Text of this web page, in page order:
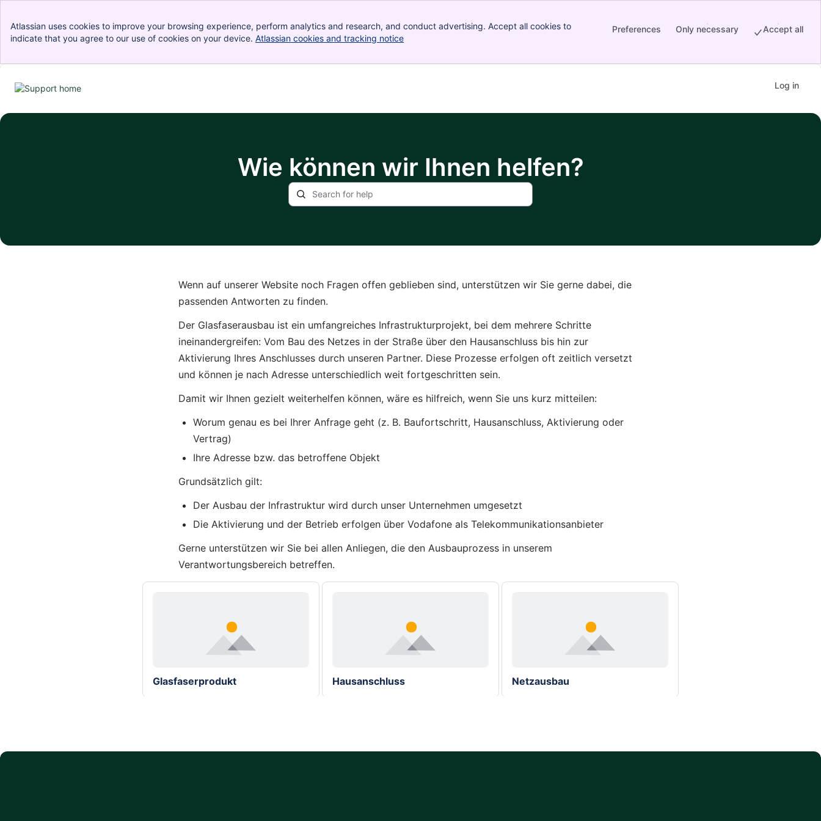
Atlassian uses cookies to improve your browsing experience, perform analytics and research, and conduct advertising. Accept all cookies to
indicate that you agree to our use of cookies on your device. Atlassian cookies and tracking notice
Preferences Only necessary Accept all
Log in
Wie können wir Ihnen helfen?
Wenn auf unserer Website noch Fragen offen geblieben sind, unterstützen wir Sie gerne dabei, die
passenden Antworten zu finden.
Der Glasfaserausbau ist ein umfangreiches Infrastrukturprojekt, bei dem mehrere Schritte
ineinandergreifen: Vom Bau des Netzes in der Straße über den Hausanschluss bis hin zur
Aktivierung Ihres Anschlusses durch unseren Partner. Diese Prozesse erfolgen oft zeitlich versetzt
und können je nach Adresse unterschiedlich weit fortgeschritten sein.
Damit wir Ihnen gezielt weiterhelfen können, wäre es hilfreich, wenn Sie uns kurz mitteilen:
Worum genau es bei Ihrer Anfrage geht (z. B. Baufortschritt, Hausanschluss, Aktivierung oder
Vertrag)
Ihre Adresse bzw. das betroffene Objekt
Grundsätzlich gilt:
Der Ausbau der Infrastruktur wird durch unser Unternehmen umgesetzt
Die Aktivierung und der Betrieb erfolgen über Vodafone als Telekommunikationsanbieter
Gerne unterstützen wir Sie bei allen Anliegen, die den Ausbauprozess in unserem
Verantwortungsbereich betreffen.
Glasfaserprodukt Hausanschluss Netzausbau